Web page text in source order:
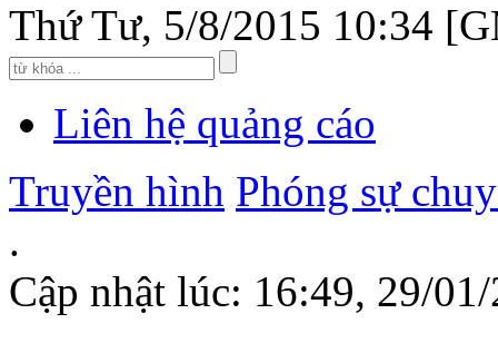
Thứ Tư, 5/8/2015 10:34
Liên hệ quảng cáo
Truyền hình Phóng sự
.
Cập nhật lúc: 16:49, 29/